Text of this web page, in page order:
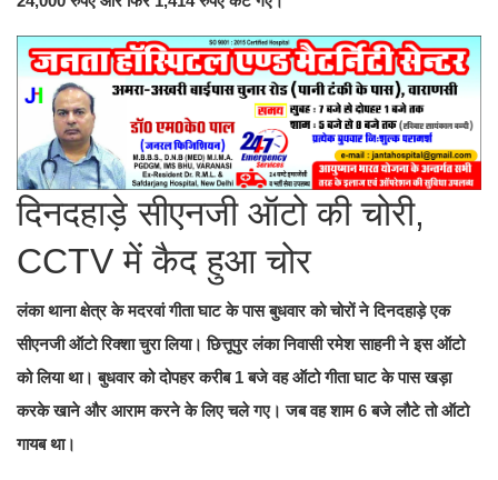
दिनदहाड़े सीएनजी ऑटो की चोरी,
CCTV में कैद हुआ चोर
लंका थाना क्षेत्र के मदरवां गीता घाट के पास बुधवार को चोरों ने दिनदहाड़े एक
सीएनजी ऑटो रिक्शा चुरा लिया। छित्तूपुर लंका निवासी रमेश साहनी ने इस ऑटो
को लिया था। बुधवार को दोपहर करीब 1 बजे वह ऑटो गीता घाट के पास खड़ा
करके खाने और आराम करने के लिए चले गए। जब वह शाम 6 बजे लौटे तो ऑटो
गायब था।